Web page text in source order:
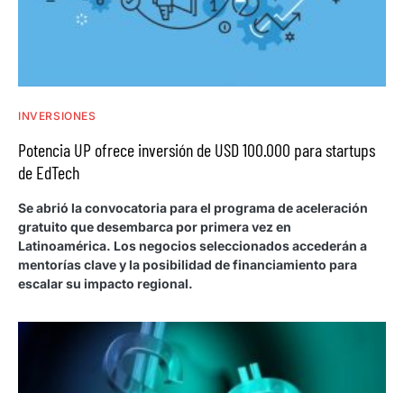
INVERSIONES
Potencia UP ofrece inversión de USD 100.000 para startups
de EdTech
Se abrió la convocatoria para el programa de aceleración
gratuito que desembarca por primera vez en
Latinoamérica. Los negocios seleccionados accederán a
mentorías clave y la posibilidad de financiamiento para
escalar su impacto regional.